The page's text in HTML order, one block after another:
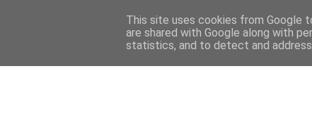
This site uses cookies from Google
are shared with Google along with
statistics, and to detect and address